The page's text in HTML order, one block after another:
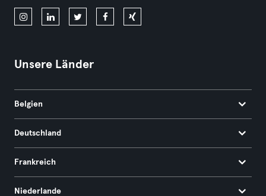
Unsere Länder
Belgien
Deutschland
Frankreich
Niederlande